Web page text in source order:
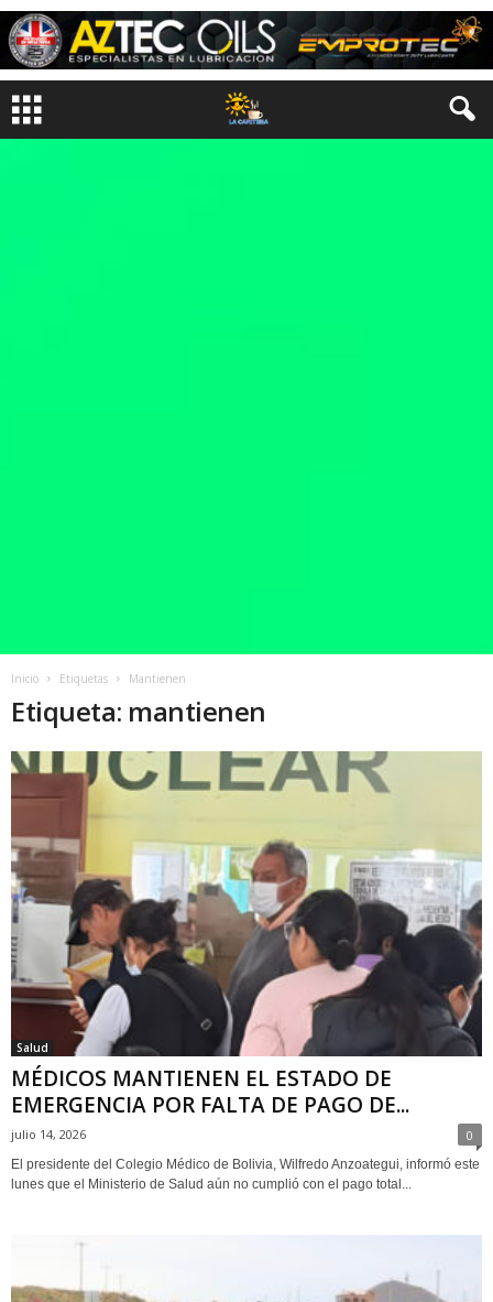
Inicio Etiquetas Mantienen
Etiqueta: mantienen
Salud
MÉDICOS MANTIENEN EL ESTADO DE
EMERGENCIA POR FALTA DE PAGO DE...
julio 14, 2026 0
El presidente del Colegio Médico de Bolivia, Wilfredo Anzoategui, informó este
lunes que el Ministerio de Salud aún no cumplió con el pago total...